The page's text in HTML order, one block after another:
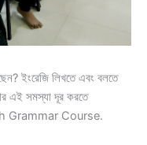
ইংরেজি লিখতে এবং বলতে
সমস্যা দূর করতে
Grammar Course.